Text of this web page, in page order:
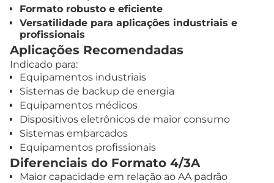
Formato robusto e eficiente
Versatilidade para aplicações industriais e
profissionais
Aplicações Recomendadas
Indicado para:
Equipamentos industriais
Sistemas de backup de energia
Equipamentos médicos
Dispositivos eletrônicos de maior consumo
Sistemas embarcados
Equipamentos profissionais
Diferenciais do Formato 4/3A
Maior capacidade em relação ao AA padrão